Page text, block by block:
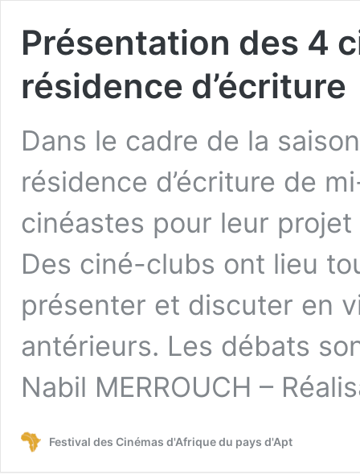
Présentation des 4
résidence d’écriture
Dans le cadre de la
résidence d’écriture de
cinéastes pour leur
Des ciné-clubs ont lieu
présenter et discuter en
antérieurs. Les débats
Nabil MERROUCH –
Festival des Cinémas d'Afrique du pays d'Apt